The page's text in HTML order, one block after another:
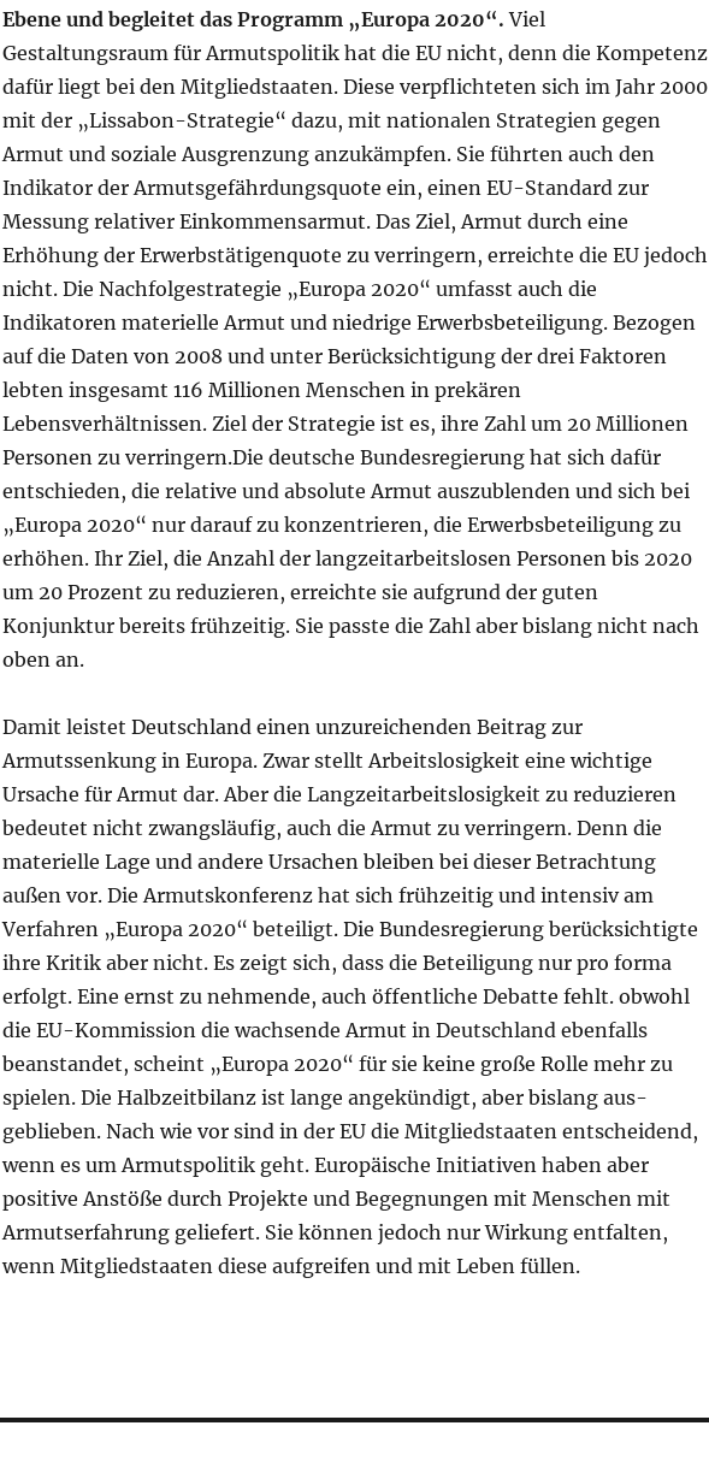
Ebene und begleitet das Programm „Europa 2020“.Viel
Gestaltungsraum für Armutspolitik hat die EU nicht, denn die Kompetenz
dafür liegt bei den Mitgliedstaaten. Diese verpflichteten sich im Jahr 2000
mit der „Lissabon-Strategie“ dazu, mit nationalen Strategien gegen
Armut und soziale Ausgrenzung anzukämpfen. Sie führten auch den
Indikator der Armutsgefährdungsquote ein, einen EU-Standard zur
Messung relativer Einkommensarmut. Das Ziel, Armut durch eine
Erhöhung der Erwerbstätigenquote zu verringern, erreichte die EU jedoch
nicht. Die Nachfolgestrategie „Europa 2020“ umfasst auch die
Indikatoren materielle Armut und niedrige Erwerbsbeteiligung. Bezogen
auf die Daten von 2008 und unter Berücksichtigung der drei Faktoren
lebten insgesamt 116 Millionen Menschen in prekären
Lebensverhältnissen. Ziel der Strategie ist es, ihre Zahl um 20 Millionen
Personen zu verringern.Die deutsche Bundesregierung hat sich dafür
entschieden, die relative und absolute Armut auszublenden und sich bei
„Europa 2020“ nur darauf zu konzentrieren, die Erwerbsbeteiligung zu
erhöhen. Ihr Ziel, die Anzahl der langzeitarbeitslosen Personen bis 2020
um 20 Prozent zu reduzieren, erreichte sie aufgrund der guten
Konjunktur bereits frühzeitig. Sie passte die Zahl aber bislang nicht nach
oben an.
Damit leistet Deutschland einen unzureichenden Beitrag zur
Armutssenkung in Europa. Zwar stellt Arbeitslosigkeit eine wichtige
Ursache für Armut dar. Aber die Langzeitarbeitslosigkeit zu reduzieren
bedeutet nicht zwangsläufig, auch die Armut zu verringern. Denn die
materielle Lage und andere Ursachen bleiben bei dieser Betrachtung
außen vor. Die Armutskonferenz hat sich frühzeitig und intensiv am
Verfahren „Europa 2020“ beteiligt. Die Bundesregierung berücksichtigte
ihre Kritik aber nicht. Es zeigt sich, dass die Beteiligung nur pro forma
erfolgt. Eine ernst zu nehmende, auch öffentliche Debatte fehlt. obwohl
die EU-Kommission die wachsende Armut in Deutschland ebenfalls
beanstandet, scheint „Europa 2020“ für sie keine große Rolle mehr zu
spielen. Die Halbzeitbilanz ist lange angekündigt, aber bislang aus-
geblieben. Nach wie vor sind in der EU die Mitgliedstaaten entscheidend,
wenn es um Armutspolitik geht. Europäische Initiativen haben aber
positive Anstöße durch Projekte und Begegnungen mit Menschen mit
Armutserfahrung geliefert. Sie können jedoch nur Wirkung entfalten,
wenn Mitgliedstaaten diese aufgreifen und mit Leben füllen.